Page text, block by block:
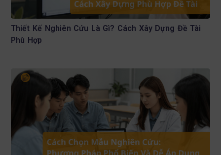
Thiết Kế Nghiên Cứu Là Gì? Cách Xây Dựng Đề Tài
Phù Hợp